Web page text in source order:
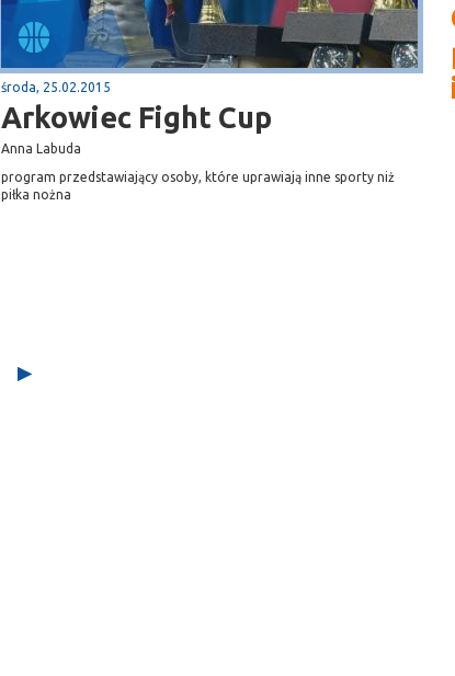
środa, 25.02.2015
Arkowiec Fight Cup
Anna Labuda
program przedstawiający osoby, które uprawiają inne sporty niż
piłka nożna